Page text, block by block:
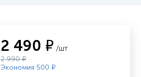
2 490 ₽ /шт
2 990 ₽
Экономия 500 ₽